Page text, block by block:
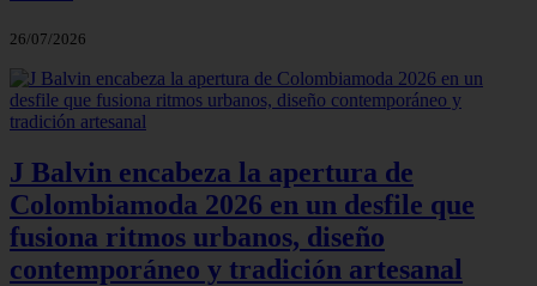
26/07/2026
J Balvin encabeza la apertura de
Colombiamoda 2026 en un desfile que
fusiona ritmos urbanos, diseño
contemporáneo y tradición artesanal